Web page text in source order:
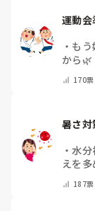
運動会
・ もう
から🌿
170
暑さ
・水分
えを
187